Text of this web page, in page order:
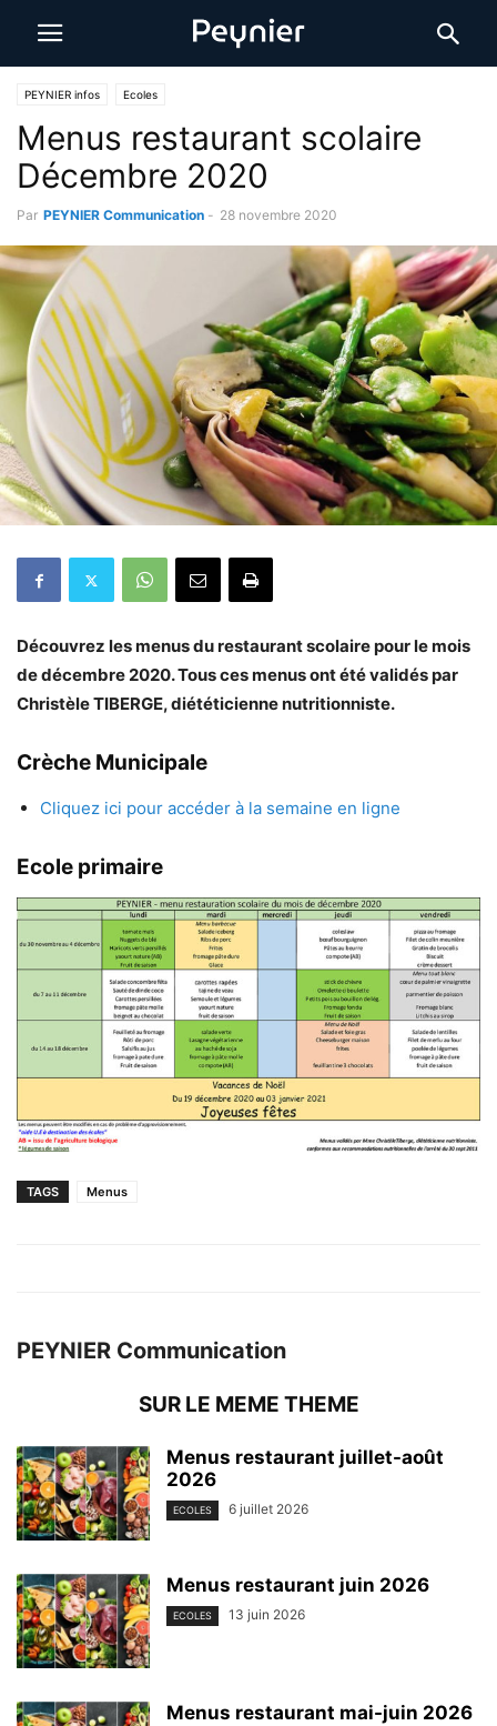
PEYNIER infos Ecoles
Menus restaurant scolaire
Décembre 2020
Par PEYNIER Communication - 28 novembre 2020
Découvrez les menus du restaurant scolaire pour le mois
de décembre 2020. Tous ces menus ont été validés par
Christèle TIBERGE, diététicienne nutritionniste.
Crèche Municipale
Cliquez ici pour accéder à la semaine en ligne
Ecole primaire
TAGS Menus
PEYNIER Communication
SUR LE MEME THEME
Menus restaurant juillet-août
2026
ECOLES 6 juillet 2026
Menus restaurant juin 2026
ECOLES 13 juin 2026
Menus restaurant mai-juin 2026